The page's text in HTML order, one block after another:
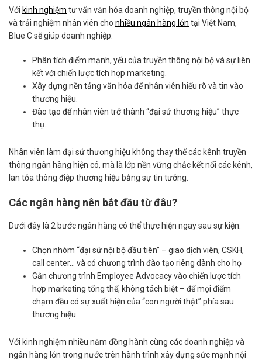
Với kinh nghiệm tư vấn văn hóa doanh nghiệp, truyền thông nội bộ
và trải nghiệm nhân viên cho nhiều ngân hàng lớn tại Việt Nam,
Blue C sẽ giúp doanh nghiệp:
Phân tích điểm mạnh, yếu của truyền thông nội bộ và sự liên
kết với chiến lược tích hợp marketing.
Xây dựng nền tảng văn hóa để nhân viên hiểu rõ và tin vào
thương hiệu.
Đào tạo để nhân viên trở thành “đại sứ thương hiệu” thực
thụ.
Nhân viên làm đại sứ thương hiệu không thay thế các kênh truyền
thông ngân hàng hiện có, mà là lớp nền vững chắc kết nối các kênh,
lan tỏa thông điệp thương hiệu bằng sự tin tưởng.
Các ngân hàng nên bắt đầu từ đâu?
Dưới đây là 2 bước ngân hàng có thể thực hiện ngay sau sự kiện:
Chọn nhóm “đại sứ nội bộ đầu tiên” – giao dịch viên, CSKH,
call center… và có chương trình đào tạo riêng dành cho họ
Gắn chương trình Employee Advocacy vào chiến lược tích
hợp marketing tổng thể, không tách biệt – để mọi điểm
chạm đều có sự xuất hiện của “con người thật” phía sau
thương hiệu.
Với kinh nghiệm nhiều năm đồng hành cùng các doanh nghiệp và
ngân hàng lớn trong nước trên hành trình xây dựng sức mạnh nội